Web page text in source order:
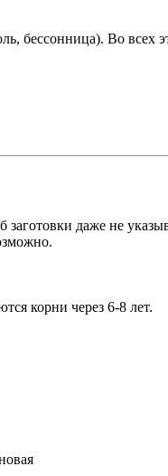
бессонница). Во всех
даже не
корни через 6-8 лет.